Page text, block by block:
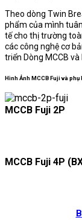
Theo dòng Twin
phẩm của mình
tế cho thị trường
các công nghệ cơ
triển Dòng MCCB và
Hình Ảnh MCCB Fuji và phụ
MCCB Fuji 2P
MCCB Fuji 4P